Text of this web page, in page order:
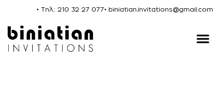
• Τηλ.: 210 32 27 077• biniatian.invitations@gmail.com